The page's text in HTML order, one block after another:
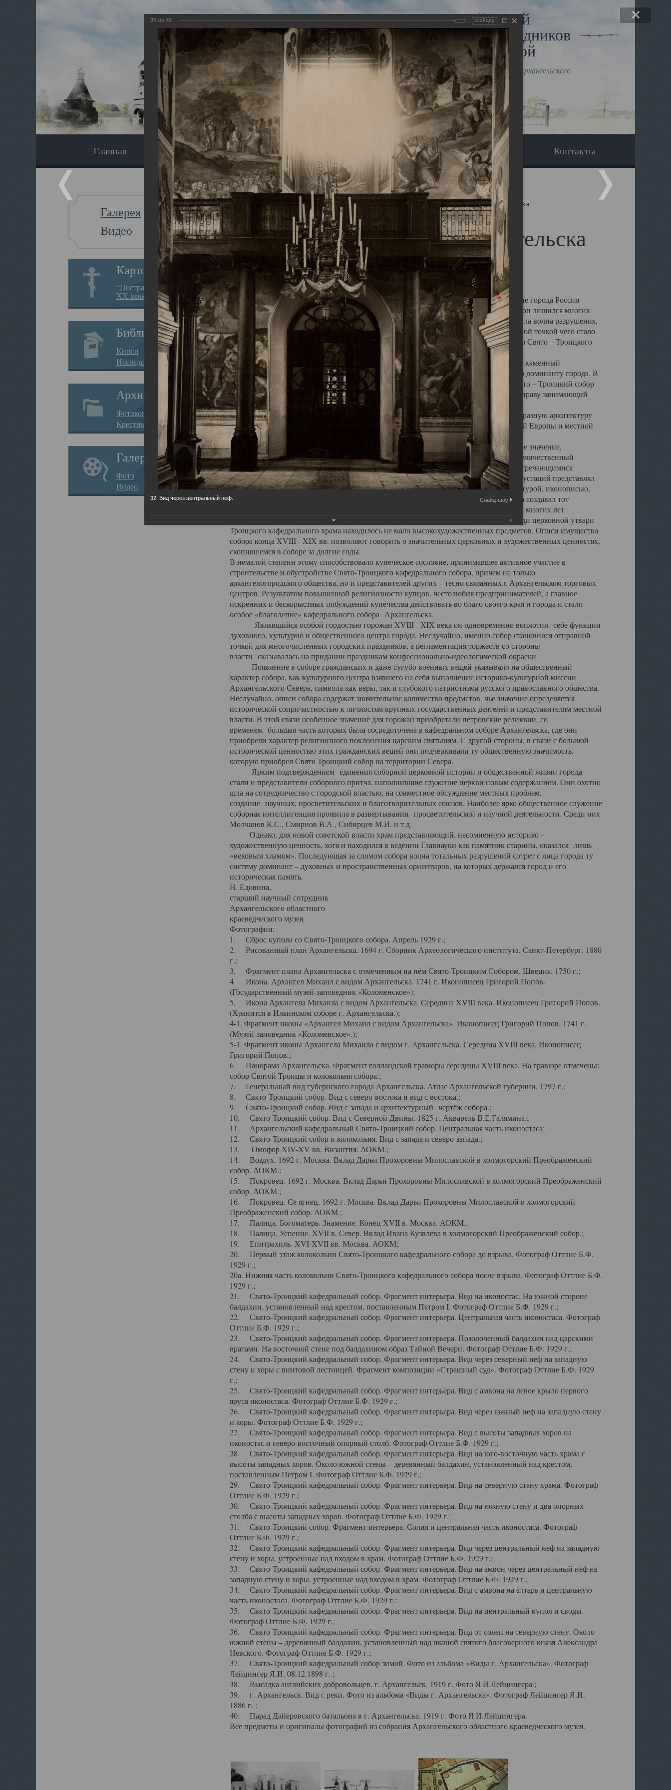
Виртуальный музей
Новомучеников и исповедников
Земли Архангельской
Сайт создан по благословлению митрополита Архангельского
и Холмогорского Даниила
Главная Экскурсия Наследники Галерея Вопрос-ответ Контакты
Галерея
Видео
Картотека
“Пострадавшие за веру в
XX веке на Севере”
Библиотека
Книги
Исследования
Архив
Фотокопии дел
Крестные ходы
Галерея
Фото
Видео
Главная Галерея Храмы-мученики Архангельска Свято-Троицкий собор Архангельска
Свято-Троицкий собор Архангельска
Свято-Троицкий собор Архангельска
23.12.2015
Сегодня мы можем говорить, что Архангельск в большей мере, чем другие губернские города России
пострадал от целенаправленных систематических разрушений, в результате которых он лишился многих
выдающихся памятников архитектуры. Больше всего по старому Архангельску ударила волна разрушения,
вызванная борьбой с религией, набравшая особую силу в конце 20 –х годов. Отправной точкой чего стало
разрушение православного центра архангельской губернии - ансамбля кафедрального Свято – Троицкого
собора Архангельска.
Возникнув в начале XVIII века в центре Архангельска, величественный каменный
двухэтажный Троицкий собор, сразу превратился в зрительную и градостроительную доминанту города. В
XVIII веке по масштабам ему не было равных на Севере. Вплоть до разрушения Свято – Троицкий собор
оставался самым высоким и значительным из городских строений Архангельска, по праву занимающий
второе место, после гостиных дворов, в градостроительной картине Архангельска.
Один из самых больших и светлых соборов России воплотил в себе яркую и своеобразную архитектуру
портового города с отраженными в ней архитектурными течениями России, Западной Европы и местной
архангелогородской школы церковного зодчества.
Масштабность, благолепие и богатство собора, вполне оправдывали его кафедральное значение,
заслуженно выделяя из многочисленных культовых построек города. Обширный и величественный
иконостас украшенный колоннами ионического стиля, с единственными нигде не встречающимися
царскими вратами, изящным фронтоном и множеством резных, символических инкрустаций представлял
собой поистине художественную ценность. В совокупности же с живописью, скульптурой, иконописью,
шитьем, многочисленными предметами церковной утвари интерьер Троицкого храма создавал тот
неповторимый красочный ансамбль декоративного убранства собора, на протяжении многих лет
поражающий воображение своих посетителей. В соборной ризнице, библиотеке, среди церковной утвари
Троицкого кафедрального храма находилось не мало высокохудожественных предметов. Описи имущества
собора конца XVIII - XIX вв. позволяют говорить о значительных церковных и художественных ценностях,
скопившемся в соборе за долгие годы.
В немалой степени этому способствовало купеческое сословие, принимавшее активное участие в
строительстве и обустройстве Свято-Троицкого кафедрального собора, причем не только
архангелогородского общества, но и представителей других – тесно связанных с Архангельском торговых
центров. Результатом повышенной религиозности купцов, честолюбия предпринимателей, а главное
искренних и бескорыстных побуждений купечества действовать во благо своего края и города и стало
особое «благолепие» кафедрального собора Архангельска.
Являвшийся особой гордостью горожан XVIII - XIX века он одновременно воплотил себе функции
духовного, культурно и общественного центра города. Неслучайно, именно собор становился отправной
точкой для многочисленных городских праздников, а регламентация торжеств со стороны
власти сказывалась на придании праздникам конфессионально-идеологической окраски.
Появление в соборе гражданских и даже сугубо военных вещей указывало на общественный
характер собора, как культурного центра взявшего на себя выполнение историко-культурной миссии
Архангельского Севера, символа как веры, так и глубокого патриотизма русского православного общества.
Неслучайно, описи собора содержат значительное количество предметов, чье значение определяется
исторической сопричастностью к личностям крупных государственных деятелей и представителям местной
власти. В этой связи особенное значение для горожан приобретали петровские реликвии, со
временем большая часть которых была сосредоточена в кафедральном соборе Архангельска, где они
приобрели характер религиозного поклонения царским святыням. С другой стороны, в связи с большой
исторической ценностью этих гражданских вещей они подчеркивали ту общественную значимость,
которую приобрел Свято Троицкий собор на территории Севера.
Ярким подтверждением единения соборной церковной истории и общественной жизни города
стали и представители соборного притча, наполнившие служение церкви новым содержанием. Они охотно
шла на сотрудничество с городской властью, на совместное обсуждение местных проблем,
создание научных, просветительских и благотворительных союзов. Наиболее ярко общественное служение
соборная интеллигенция проявила в развертывании просветительской и научной деятельности. Среди них
Молчанов К.С., Смирнов В.А , Сибирцев М.И. и т.д.
Однако, для новой советской власти храм представляющий, несомненную историко –
художественную ценность, хотя и находился в ведении Главнауки как памятник старины, оказался лишь
«вековым хламом». Последующая за сломом собора волна тотальных разрушений сотрет с лица города ту
систему доминант – духовных и пространственных ориентиров, на которых держался город и его
историческая память.
Н. Едовина,
старший научный сотрудник
Архангельского областного
краеведческого музея.
Фотографии:
1. Сброс купола со Свято-Троицкого собора. Апрель 1929 г.;
2. Рисованный план Архангельска. 1694 г. Сборник Археологического института. Санкт-Петербург, 1880
г.;
3. Фрагмент плана Архангельска с отмеченным на нём Свято-Троицким Собором. Швеция. 1750 г.;
4. Икона. Архангел Михаил с видом Архангельска. 1741 г. Иконописец Григорий Попов.
(Государственный музей-заповедник «Коломенское»);
5. Икона Архангела Михаила с видом Архангельска. Середина XVIII века. Иконописец Григорий Попов.
(Хранится в Ильинском соборе г. Архангельска.);
4-1. Фрагмент иконы «Архангел Михаил с видом Архангельска». Иконописец Григорий Попов. 1741 г.
(Музей-заповедник «Коломенское».);
5-1. Фрагмент иконы Архангела Михаила с видом г. Архангельска. Середина XVIII века. Иконописец
Григорий Попов.;
6. Панорама Архангельска. Фрагмент голландской гравюры середины XVIII века. На гравюре отмечены:
собор Святой Троицы и колокольня собора.;
7. Генеральный вид губернского города Архангельска. Атлас Архангельской губернии. 1797 г.;
8. Свято-Троицкий собор. Вид с северо-востока и вид с востока.;
9. Свято-Троицкий собор. Вид с запада и архитектурный чертёж собора.;
10. Свято-Троицкий собор. Вид с Северной Двины. 1825 г. Акварель В.Е.Галямина.;
11. Архангельский кафедральный Свято-Троицкий собор. Центральная часть иконостаса;
12. Свято-Троицкий собор и колокольня. Вид с запада и северо-запада.;
13. Омофор XIV-XV вв. Византия. АОКМ.;
14. Воздух. 1692 г. Москва. Вклад Дарьи Прохоровны Милославской в холмогорский Преображенский
собор. АОКМ.;
15. Покровец. 1692 г. Москва. Вклад Дарьи Прохоровны Милославской в холмогорский Преображенский
собор. АОКМ.;
16. Покровец. Се ягнец. 1692 г. Москва. Вклад Дарьи Прохоровны Милославской в холмогорский
Преображенский собор. АОКМ.;
17. Палица. Богоматерь. Знамение. Конец XVII в. Москва. АОКМ.;
18. Палица. Успение. XVII в. Север. Вклад Ивана Кузвлева в холмогорский Преображенский собор.;
19. Епитрахиль. XVI-XVII вв. Москва. АОКМ;
20. Первый этаж колокольни Свято-Троицкого кафедрального собора до взрыва. Фотограф Оттлие Б.Ф.
1929 г.;
20а. Нижняя часть колокольни Свято-Троицкого кафедрального собора после взрыва. Фотограф Оттлие Б.Ф.
1929 г.;
21. Свято-Троицкий кафедральный собор. Фрагмент интерьера. Вид на иконостас. На южной стороне
балдахин, установленный над крестом, поставленным Петром I. Фотограф Оттлие Б.Ф. 1929 г.;
22. Свято-Троицкий кафедральный собор. Фрагмент интерьера. Центральная часть иконостаса. Фотограф
Оттлие Б.Ф. 1929 г.;
23. Свято-Троицкий кафедральный собор. Фрагмент интерьера. Позолоченный балдахин над царскими
вратами. На восточной стене под балдахином образ Тайной Вечери. Фотограф Оттлие Б.Ф. 1929 г.;
24. Свято-Троицкий кафедральный собор. Фрагмент интерьера. Вид через северный неф на западную
стену и хоры с винтовой лестницей. Фрагмент композиции «Страшный суд». Фотограф Оттлие Б.Ф. 1929
г.;
25. Свято-Троицкий кафедральный собор. Фрагмент интерьера. Вид с амвона на левое крыло первого
яруса иконостаса. Фотограф Оттлие Б.Ф. 1929 г.;
26. Свято-Троицкий кафедральный собор. Фрагмент интерьера. Вид через южный неф на западную стену
и хоры. Фотограф Оттлие Б.Ф. 1929 г.;
27. Свято-Троицкий кафедральный собор. Фрагмент интерьера. Вид с высоты западных хоров на
иконостас и северо-восточный опорный столб. Фотограф Оттлие Б.Ф. 1929 г.;
28. Свято-Троицкий кафедральный собор. Фрагмент интерьера. Вид на юго-восточную часть храма с
высоты западных хоров. Около южной стены – деревянный балдахин, установленный над крестом,
поставленным Петром I. Фотограф Оттлие Б.Ф. 1929 г.;
29. Свято-Троицкий кафедральный собор. Фрагмент интерьера. Вид на северную стену храма. Фотограф
Оттлие Б.Ф. 1929 г.;
30. Свято-Троицкий кафедральный собор. Фрагмент интерьера. Вид на южную стену и два опорных
столба с высоты западных хоров. Фотограф Оттлие Б.Ф. 1929 г.;
31. Свято-Троицкий собор. Фрагмент интерьера. Солия и центральная часть иконостаса. Фотограф
Оттлие Б.Ф. 1929 г.;
32. Свято-Троицкий кафедральный собор. Фрагмент интерьера. Вид через центральный неф на западную
стену и хоры, устроенные над входом в храм. Фотограф Оттлие Б.Ф. 1929 г.;
33. Свято-Троицкий кафедральный собор. Фрагмент интерьера. Вид на амвон через центральный неф на
западную стену и хоры, устроенные над входом в храм. Фотограф Оттлие Б.Ф. 1929 г.;
34. Свято-Троицкий кафедральный собор. Фрагмент интерьера. Вид с амвона на алтарь и центральную
часть иконостаса. Фотограф Оттлие Б.Ф. 1929 г.;
35. Свято-Троицкий кафедральный собор. Фрагмент интерьера. Вид на центральный купол и своды.
Фотограф Оттлие Б.Ф. 1929 г.;
36. Свято-Троицкий кафедральный собор. Фрагмент интерьера. Вид от солеи на северную стену. Около
южной стены – деревянный балдахин, установленный над иконой святого благоверного князя Александра
Невского. Фотограф Оттлие Б.Ф. 1929 г.;
37. Свято-Троицкий кафедральный собор зимой. Фото из альбома «Виды г. Архангельска». Фотограф
Лейцингер Я.И. 08.12.1898 г. ;
38. Высадка английских добровольцев. г. Архангельск. 1919 г. Фото Я.И.Лейцингера.;
39. г. Архангельск. Вид с реки. Фото из альбома «Виды г. Архангельска». Фотограф Лейцингер Я.И.
1886 г. ;
40. Парад Дайеровского батальона в г. Архангельске. 1919 г. Фото Я.И.Лейцингера.
Все предметы и оригиналы фотографий из собрания Архангельского областного краеведческого музея.
36 из 45 слайдер
32. Вид через центральный неф. Слайд-шоу: